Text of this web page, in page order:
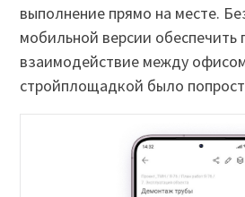
выполнение прямо на месте.
мобильной версии обеспечить
взаимодействие между
стройплощадкой было